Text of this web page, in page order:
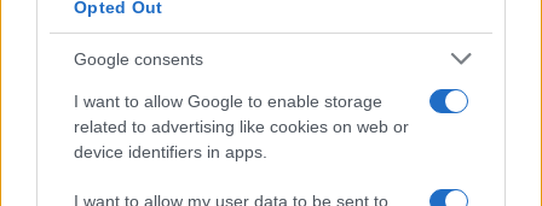
Opted Out
Google consents
I want to allow Google to enable storage
related to advertising like cookies on web or
device identifiers in apps.
I want to allow my user data to be sent to
Ακολουθήστε το Νewsit.gr στο
τελευταία νέατης ημέρας